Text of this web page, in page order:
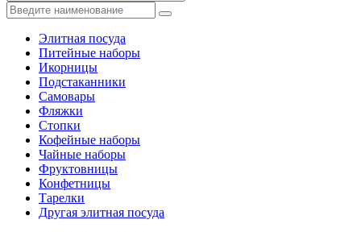
Элитная посуда
Питейные наборы
Икорницы
Подстаканники
Самовары
Фляжки
Стопки
Кофейные наборы
Чайные наборы
Фруктовницы
Конфетницы
Тарелки
Другая элитная посуда